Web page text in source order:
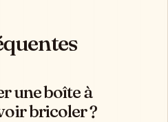
une boîte à
bricoler ?